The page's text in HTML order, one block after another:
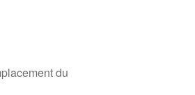
du